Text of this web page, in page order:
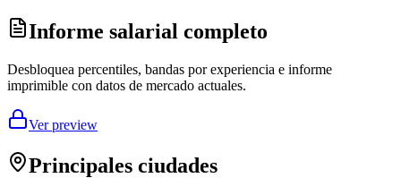
Informe salarial completo
Desbloquea percentiles, bandas por experiencia e informe
imprimible con datos de mercado actuales.
Ver preview
Principales ciudades